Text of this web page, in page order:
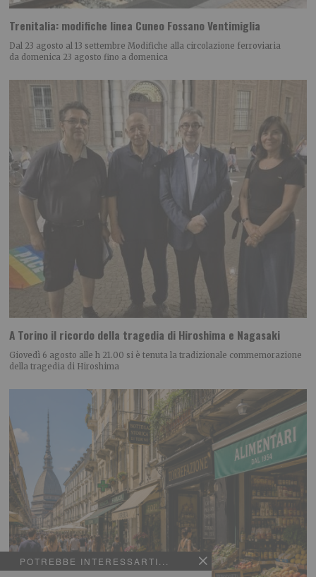
POTREBBE INTERESSARTI...
Trenitalia: modifiche linea Cuneo Fossano Ventimiglia
Dal 23 agosto al 13 settembre Modifiche alla circolazione ferroviaria
da domenica 23 agosto fino a domenica
A Torino il ricordo della tragedia di Hiroshima e Nagasaki
Giovedì 6 agosto alle h 21.00 si è tenuta la tradizionale commemorazione
della tragedia di Hiroshima